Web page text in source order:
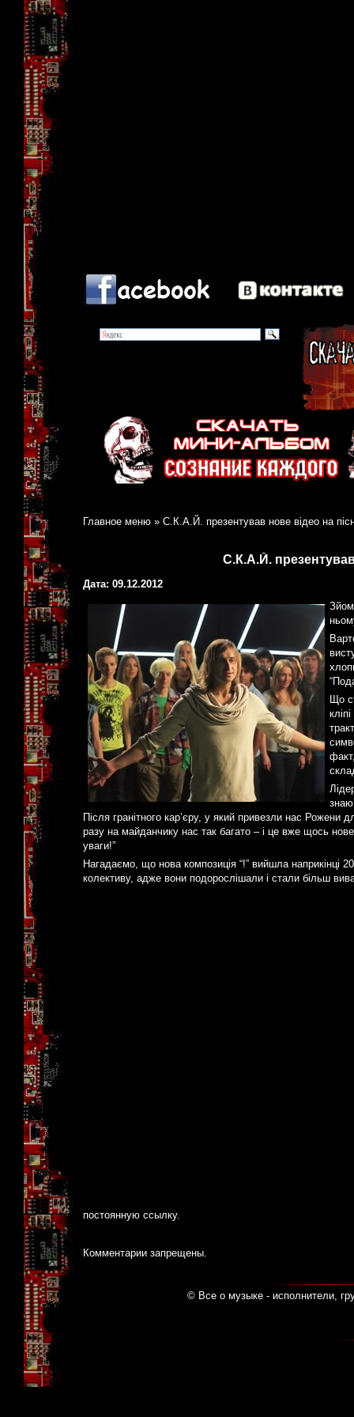
Главное меню » С.К.А.Й. презентував нове відео на
С.К.А.Й.
Дата: 09.12.2012
Що
Після гранітного кар’єру, у який привезли нас
разу на майданчику нас так багато – і це вже щось
уваги!”
Нагадаємо, що нова композиція “!” вийшла наприкінці
колективу, адже вони подорослішали і стали більш
постоянную ссылку.
Комментарии запрещены.
© Все о музыке - исполнители,